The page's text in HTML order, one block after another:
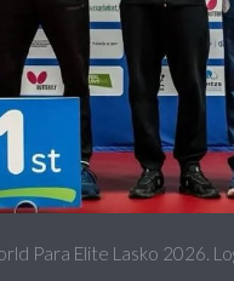
Para Elite Lasko 2026.